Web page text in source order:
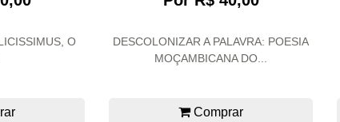
O
DESCOLONIZAR A PALAVRA: POESIA
MOÇAMBICANA DO...
Comprar